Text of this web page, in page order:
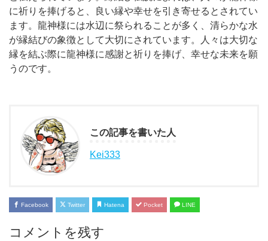
に祈りを捧げると、良い縁や幸せを引き寄せるとされてい
ます。龍神様には水辺に祭られることが多く、清らかな水
が縁結びの象徴として大切にされています。人々は大切な
縁を結ぶ際に龍神様に感謝と祈りを捧げ、幸せな未来を願
うのです。
この記事を書いた人
Kei333
Facebook Twitter Hatena Pocket LINE
コメントを残す